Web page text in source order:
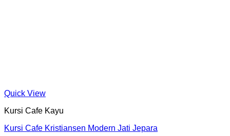
Quick View
Kursi Cafe Kayu
Kursi Cafe Kristiansen Modern Jati Jepara